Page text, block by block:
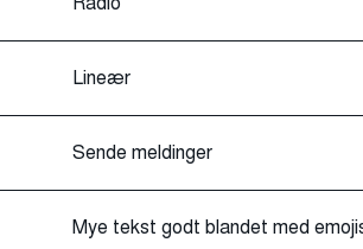
Lineær
Sende meldinger
Mye tekst godt blandet med